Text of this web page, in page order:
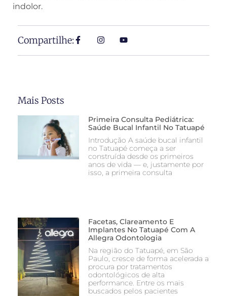
indolor.
Compartilhe:
Mais Posts
Primeira Consulta Pediátrica:
Saúde Bucal Infantil No Tatuapé
Introdução A saúde bucal infantil
no Tatuapé começa a ser
construída desde os primeiros
anos de vida — e, justamente por
isso, a primeira consulta
Facetas, Clareamento E
Implantes No Tatuapé Com A
Allegra Odontologia
Na região do Tatuapé, em São
Paulo, cresce de forma acelerada a
procura por tratamentos
odontológicos de alta
performance. Entre os mais
buscados pelos pacientes